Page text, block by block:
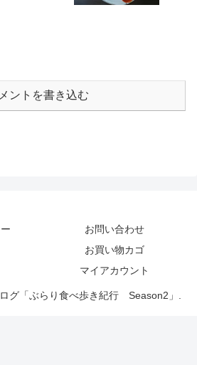
ントを書き込む
お問い合わせ
お買い物カゴ
マイアカウント
グ「ぶらり食べ歩き紀行 Season2」.